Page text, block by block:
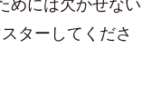
ターしてくださ